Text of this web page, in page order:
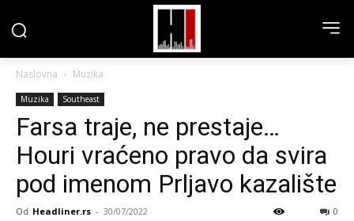
Naslovna Muzika
Muzika Southeast
Farsa traje, ne prestaje…
Houri vraćeno pravo da svira
pod imenom Prljavo kazalište
Od Headliner.rs - 30/07/2022 0